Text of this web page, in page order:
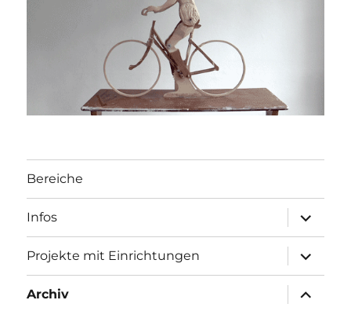
Bereiche
Infos
öffnen
Projekte mit Einrichtungen
öffnen
Archiv
öffnen